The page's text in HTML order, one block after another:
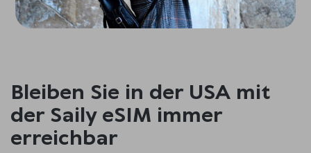
Bleiben Sie in der USA mit
der Saily eSIM immer
erreichbar